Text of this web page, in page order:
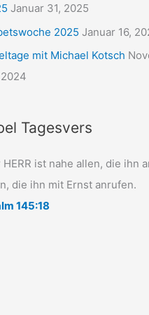
Januar 31, 2025
2025 Januar 16,
mit Michael Kotsch
Tagesvers
HERR ist nahe allen, die ihn
die ihn mit Ernst anrufen.
145:18